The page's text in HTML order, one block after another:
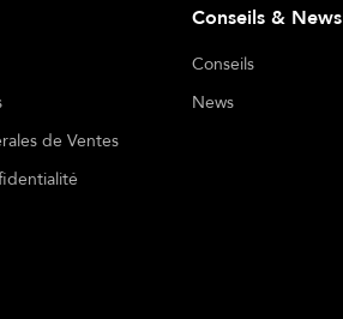
de Ventes
Conseils & News
Conseils
News